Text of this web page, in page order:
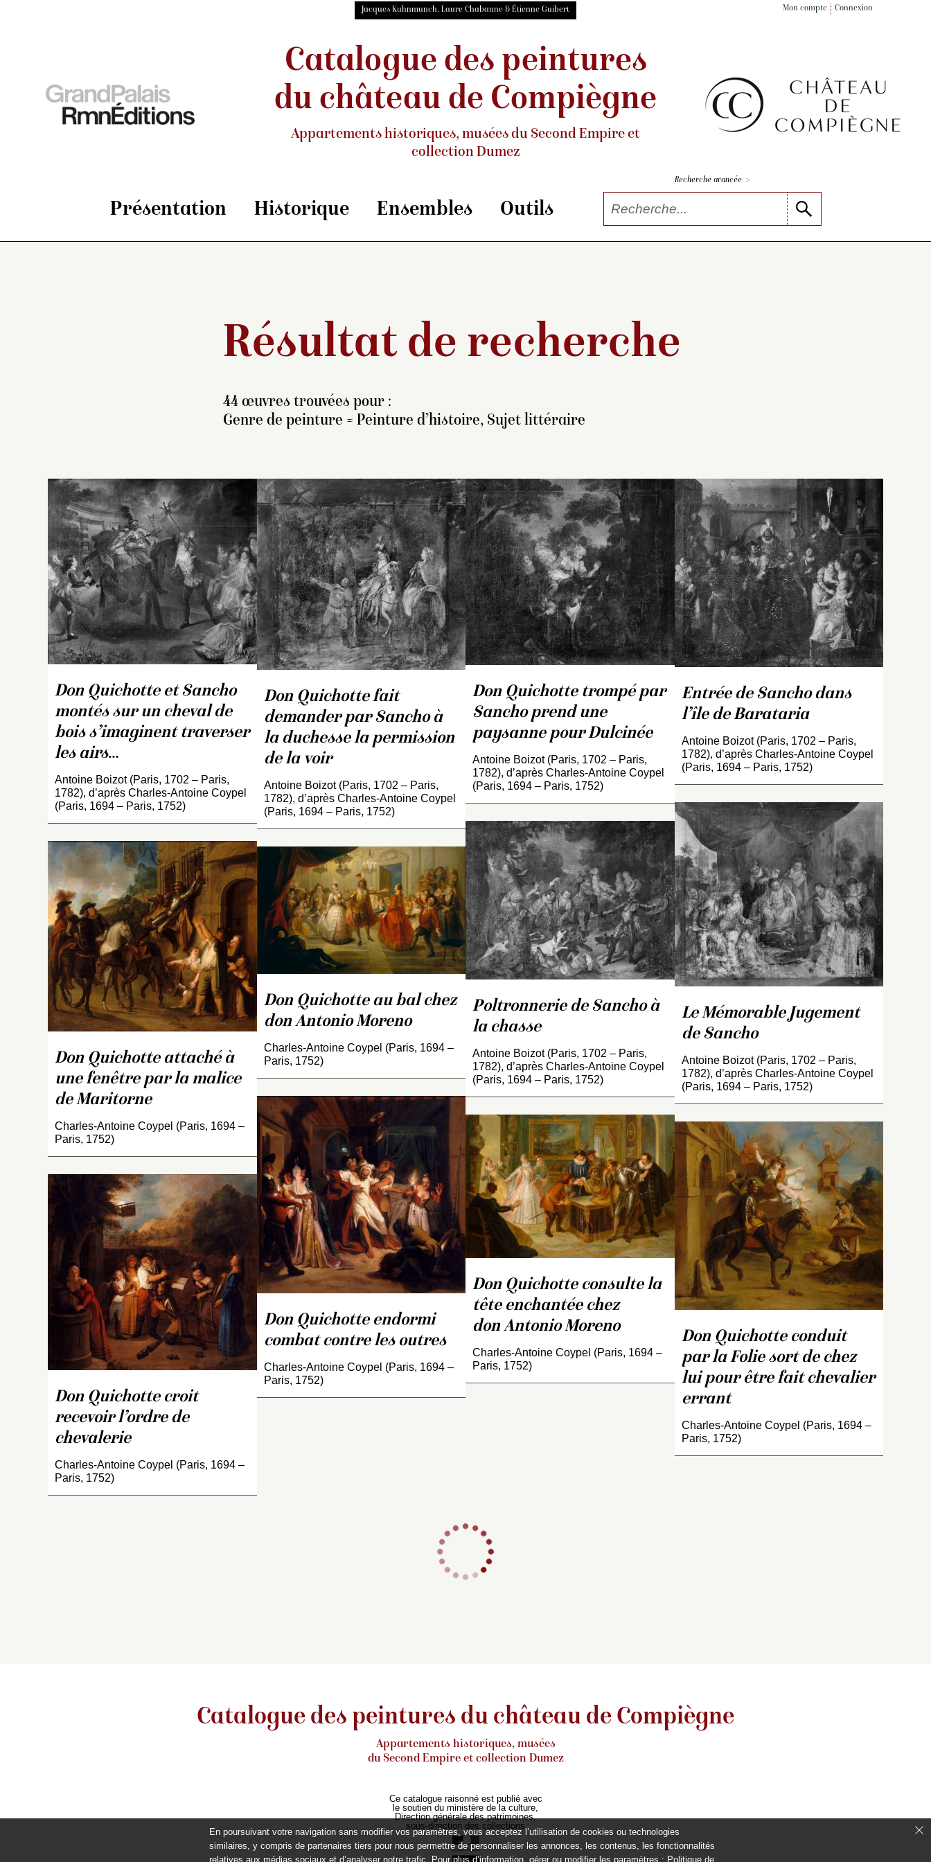
Jacques Kuhnmunch, Laure Chabanne & Étienne Guibert Mon compte Connexion
Catalogue des peintures
du château de Compiègne
Appartements historiques, muséesdu Second Empire et
collection Dumez
Présentation Historique Ensembles Outils
Recherche avancée >
Résultat de recherche
44 œuvres trouvées pour :
Genre de peinture = Peinture d’histoire, Sujet littéraire
Don Quichotte et Sancho
montés sur un cheval de
bois s’imaginent traverser
les airs…
Antoine Boizot (Paris, 1702 – Paris,
1782), d’après Charles-Antoine Coypel
(Paris, 1694 – Paris, 1752)
Don Quichotte attaché à
une fenêtre par la malice
de Maritorne
Charles-Antoine Coypel (Paris, 1694 –
Paris, 1752)
Réplique ancienne
conservée au musée du
Louvre (INV. 3561 ;
Foucart-Walter 1986,
p. 172, repr.)
Don Quichotte croit
recevoir l’ordre de
chevalerie
Charles-Antoine Coypel (Paris, 1694 –
Paris, 1752)
Don Quichotte fait
demander par Sancho à
la duchesse la permission
de la voir
Antoine Boizot (Paris, 1702 – Paris,
1782), d’après Charles-Antoine Coypel
(Paris, 1694 – Paris, 1752)
Copie de l’original peint par
Charles-Antoine Coypel
pour la manufacture des
Gobelins en 1716 et
conservé au musée
national du château de
Compiègne (voir
INV. 3570).
Don Quichotte au bal chez
don Antonio Moreno
Charles-Antoine Coypel (Paris, 1694 –
Paris, 1752)
Don Quichotte endormi
combat contre les outres
Charles-Antoine Coypel (Paris, 1694 –
Paris, 1752)
Don Quichotte trompé par
Sancho prend une
paysanne pour Dulcinée
Antoine Boizot (Paris, 1702 – Paris,
1782), d’après Charles-Antoine Coypel
(Paris, 1694 – Paris, 1752)
Copie d’après le carton
original (aujourd’hui perdu)
de Charles-Antoine Coypel
peint pour la manufacture
des Gobelins entre 1720 et
1722 ; autre copie au
musée national du château
de Compiègne (voir
Poltronnerie de Sancho à
la chasse
Antoine Boizot (Paris, 1702 – Paris,
1782), d’après Charles-Antoine Coypel
(Paris, 1694 – Paris, 1752)
Copie d’après l’original de
Charles-Antoine Coypel
conservé au musée
national du château de
Compiègne (voir
INV. 3574).
Don Quichotte consulte la
tête enchantée chez
don Antonio Moreno
Charles-Antoine Coypel (Paris, 1694 –
Paris, 1752)
Entrée de Sancho dans
l’île de Barataria
Antoine Boizot (Paris, 1702 – Paris,
1782), d’après Charles-Antoine Coypel
(Paris, 1694 – Paris, 1752)
Copie d’après l’original
peint par Charles-Antoine
Coypel entre 1720 et 1722
pour la manufacture des
Gobelins, conservé au
musée national du château
de Compiègne (voir
INV. 3578).
Le Mémorable Jugement
de Sancho
Antoine Boizot (Paris, 1702 – Paris,
1782), d’après Charles-Antoine Coypel
(Paris, 1694 – Paris, 1752)
L’original peint par Coypel
en 1727 est aujourd’hui non
localisé. Le château de
Compiègne conserve la
tapisserie correspondante.
Don Quichotte conduit
par la Folie sort de chez
lui pour être fait chevalier
errant
Charles-Antoine Coypel (Paris, 1694 –
Paris, 1752)
Catalogue des peintures du château de Compiègne
Appartements historiques, musées
du Second Empire et collection Dumez
Ce catalogue raisonné est publié avec
le soutien du ministère de la culture,
Direction générale des patrimoines,
sous-direction des collections
En poursuivant votre navigation sans modifier vos paramètres, vous acceptez l’utilisation de cookies ou technologies
similaires, y compris de partenaires tiers pour nous permettre de personnaliser les annonces, les contenus, les fonctionnalités
relatives aux médias sociaux et d’analyser notre trafic. Pour plus d’information, gérer ou modifier les paramètres : Politique de